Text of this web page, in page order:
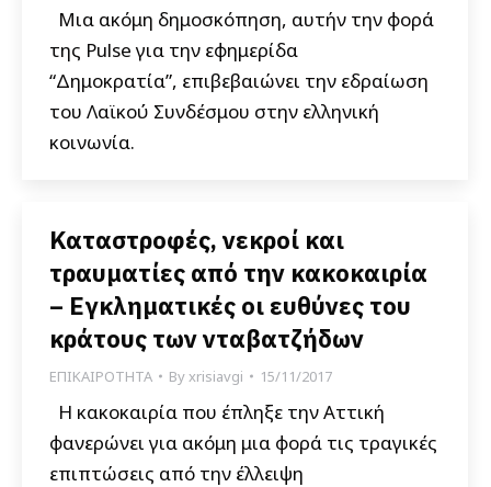
Μια ακόμη δημοσκόπηση, αυτήν την φορά
της Pulse για την εφημερίδα
“Δημοκρατία”, επιβεβαιώνει την εδραίωση
του Λαϊκού Συνδέσμου στην ελληνική
κοινωνία.
Καταστροφές, νεκροί και
τραυματίες από την κακοκαιρία
– Εγκληματικές οι ευθύνες του
κράτους των νταβατζήδων
ΕΠΙΚΑΙΡΟΤΗΤΑ Byxrisiavgi 15/11/2017
Η κακοκαιρία που έπληξε την Αττική
φανερώνει για ακόμη μια φορά τις τραγικές
επιπτώσεις από την έλλειψη